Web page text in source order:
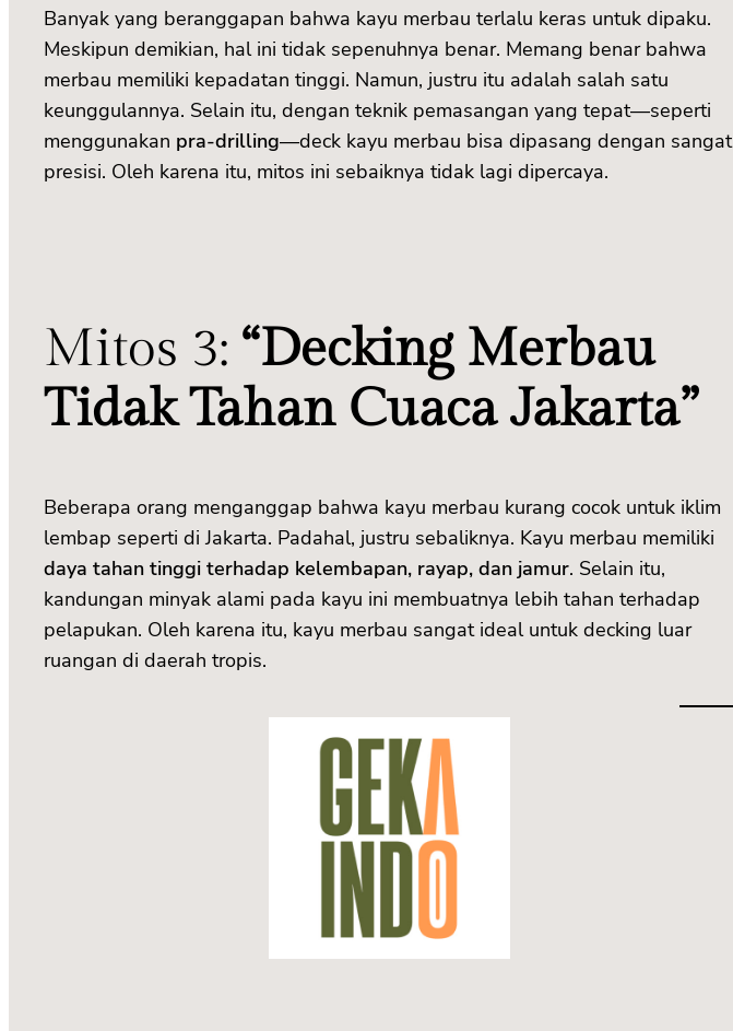
Banyak yang beranggapan bahwa kayu merbau terlalu keras untuk dipaku.
Meskipun demikian, hal ini tidak sepenuhnya benar. Memang benar bahwa
merbau memiliki kepadatan tinggi. Namun, justru itu adalah salah satu
keunggulannya. Selain itu, dengan teknik pemasangan yang tepat—seperti
menggunakan pra-drilling—deck kayu merbau bisa dipasang dengan sangat
presisi. Oleh karena itu, mitos ini sebaiknya tidak lagi dipercaya.
Mitos 3: “Decking Merbau
Tidak Tahan Cuaca Jakarta”
Beberapa orang menganggap bahwa kayu merbau kurang cocok untuk iklim
lembap seperti di Jakarta. Padahal, justru sebaliknya. Kayu merbau memiliki
daya tahan tinggi terhadap kelembapan, rayap, dan jamur. Selain itu,
kandungan minyak alami pada kayu ini membuatnya lebih tahan terhadap
pelapukan. Oleh karena itu, kayu merbau sangat ideal untuk decking luar
ruangan di daerah tropis.